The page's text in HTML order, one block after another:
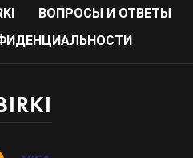
ВОПРОСЫ И ОТВЕТЫ